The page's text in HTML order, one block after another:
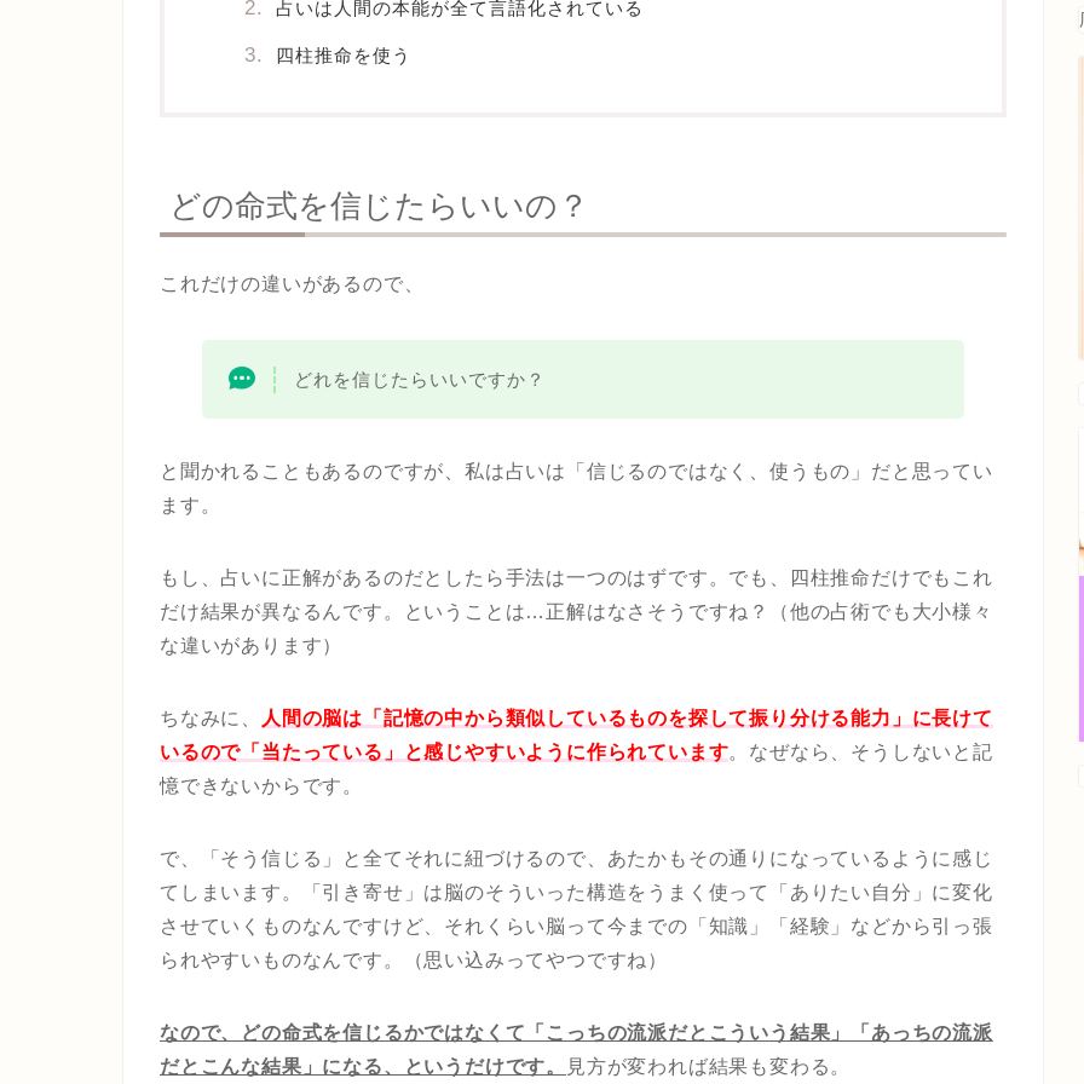
占いは人間の本能が全て言語化されている
四柱推命を使う
どの命式を信じたらいいの？
これだけの違いがあるので、
どれを信じたらいいですか？
と聞かれることもあるのですが、私は占いは「信じるのではなく、使うもの」だと思ってい
ます。
もし、占いに正解があるのだとしたら手法は一つのはずです。でも、四柱推命だけでもこれ
だけ結果が異なるんです。ということは…正解はなさそうですね？（他の占術でも大小様々
な違いがあります）
ちなみに、
人間の脳は「記憶の中から類似しているものを探して振り分ける能力」に長けて
いるので「当たっている」と感じやすいように作られています。なぜなら、そうしないと記
憶できないからです。
で、「そう信じる」と全てそれに紐づけるので、あたかもその通りになっているように感じ
てしまいます。「引き寄せ」は脳のそういった構造をうまく使って「ありたい自分」に変化
させていくものなんですけど、それくらい脳って今までの「知識」「経験」などから引っ張
られやすいものなんです。（思い込みってやつですね）
なので、どの命式を信じるかではなくて「こっちの流派だとこういう結果」「あっちの流派
だとこんな結果」になる、というだけです。
見方が変われば結果も変わる。